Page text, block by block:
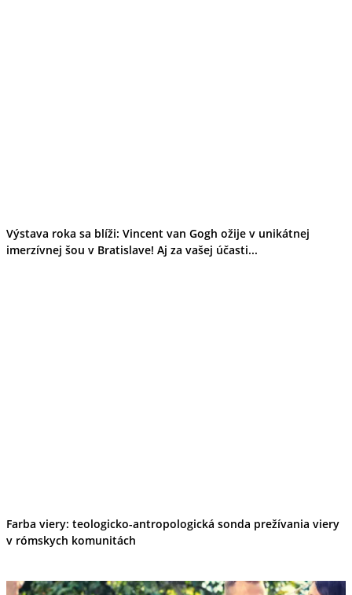
Výstava roka sa blíži: Vincent van Gogh ožije v unikátnej
imerzívnej šou v Bratislave! Aj za vašej účasti...
Farba viery: teologicko-antropologická sonda prežívania viery
v rómskych komunitách